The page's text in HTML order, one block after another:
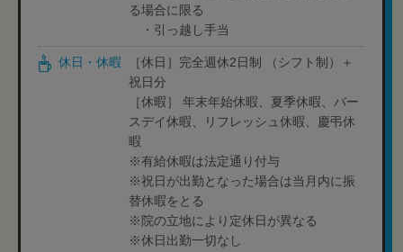
る場合に限る
・引っ越し手当
休日・休暇
［休日］完全週休2日制 （シフト制）＋
祝日分
［休暇］ 年末年始休暇、夏季休暇、バー
スデイ休暇、リフレッシュ休暇、慶弔休
暇
※有給休暇は法定通り付与
※祝日が出勤となった場合は当月内に振
替休暇をとる
※院の立地により定休日が異なる
※休日出勤一切なし